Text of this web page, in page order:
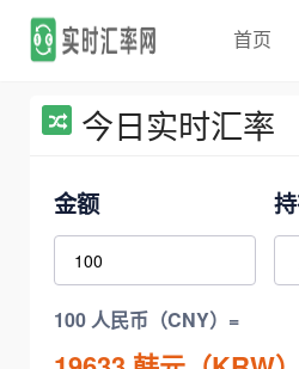
首页
今日实时汇率
金额
100 人民币（CNY）=